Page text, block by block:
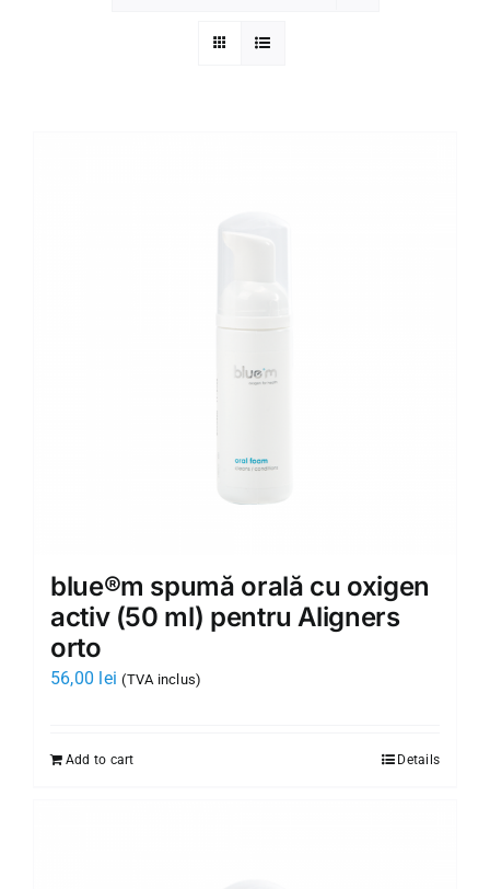
blue®m spumă orală cu oxigen
activ (50 ml) pentru Aligners
orto
56,00 lei (TVA inclus)
Add to cart Details